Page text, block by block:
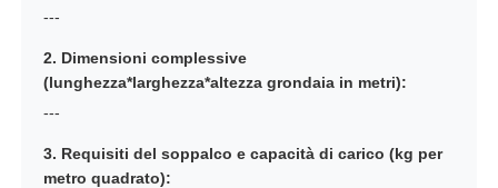
---
2. Dimensioni complessive
(lunghezza*larghezza*altezza grondaia in metri):
---
3. Requisiti del soppalco e capacità di carico (kg per
metro quadrato):